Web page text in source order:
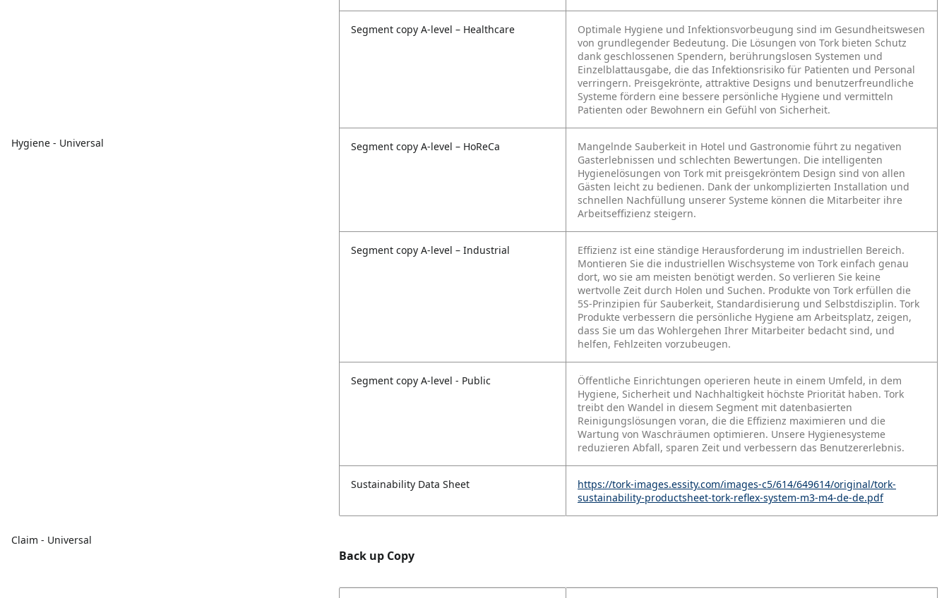
Hygiene - Universal
Claim - Universal
Segment copy A-level – Healthcare
Optimale Hygiene und Infektionsvorbeugung sind im Gesundheitswesen
von grundlegender Bedeutung. Die Lösungen von Tork bieten Schutz
dank geschlossenen Spendern, berührungslosen Systemen und
Einzelblattausgabe, die das Infektionsrisiko für Patienten und Personal
verringern. Preisgekrönte, attraktive Designs und benutzerfreundliche
Systeme fördern eine bessere persönliche Hygiene und vermitteln
Patienten oder Bewohnern ein Gefühl von Sicherheit.
Segment copy A-level – HoReCa
Mangelnde Sauberkeit in Hotel und Gastronomie führt zu negativen
Gasterlebnissen und schlechten Bewertungen. Die intelligenten
Hygienelösungen von Tork mit preisgekröntem Design sind von allen
Gästen leicht zu bedienen. Dank der unkomplizierten Installation und
schnellen Nachfüllung unserer Systeme können die Mitarbeiter ihre
Arbeitseffizienz steigern.
Segment copy A-level – Industrial
Effizienz ist eine ständige Herausforderung im industriellen Bereich.
Montieren Sie die industriellen Wischsysteme von Tork einfach genau
dort, wo sie am meisten benötigt werden. So verlieren Sie keine
wertvolle Zeit durch Holen und Suchen. Produkte von Tork erfüllen die
5S-Prinzipien für Sauberkeit, Standardisierung und Selbstdisziplin. Tork
Produkte verbessern die persönliche Hygiene am Arbeitsplatz, zeigen,
dass Sie um das Wohlergehen Ihrer Mitarbeiter bedacht sind, und
helfen, Fehlzeiten vorzubeugen.
Segment copy A-level - Public
Öffentliche Einrichtungen operieren heute in einem Umfeld, in dem
Hygiene, Sicherheit und Nachhaltigkeit höchste Priorität haben. Tork
treibt den Wandel in diesem Segment mit datenbasierten
Reinigungslösungen voran, die die Effizienz maximieren und die
Wartung von Waschräumen optimieren. Unsere Hygienesysteme
reduzieren Abfall, sparen Zeit und verbessern das Benutzererlebnis.
Sustainability Data Sheet
https://tork-images.essity.com/images-c5/614/649614/original/tork-
sustainability-productsheet-tork-reflex-system-m3-m4-de-de.pdf
Back up Copy